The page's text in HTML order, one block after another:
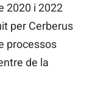
2020 i 2022
per Cerberus
processos
de la